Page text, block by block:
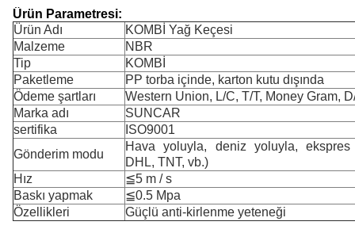
Ürün Parametresi:
Ürün Adı
KOMBİ Yağ Keçesi
Malzeme
NBR
Tip
KOMBİ
Paketleme
PP torba içinde, karton kutu dışında
Ödeme şartları
Western Union, L/C, T/T, Money Gram,
Marka adı
SUNCAR
sertifika
ISO9001
Gönderim modu
Hava yoluyla, deniz yoluyla,
DHL, TNT, vb.)
Hız
≦5 m / s
Baskı yapmak
≦0.5 Mpa
Özellikleri
Güçlü anti-kirlenme yeteneği